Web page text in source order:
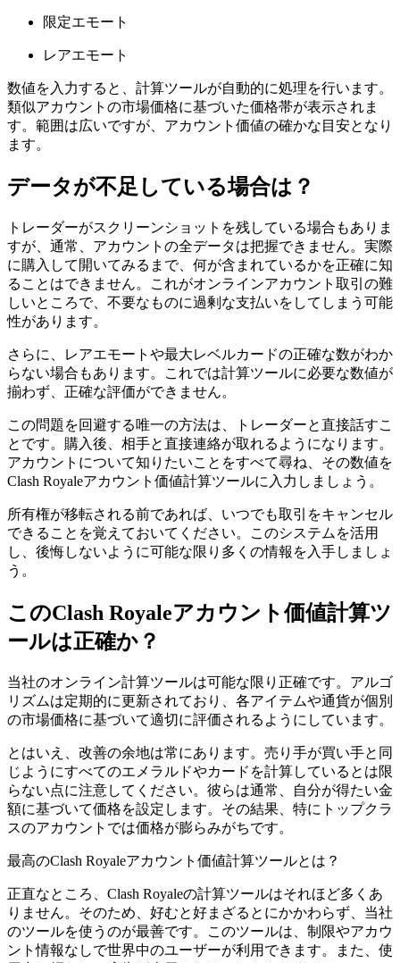
限定エモート
レアエモート
数値を入力すると、計算ツールが自動的に処理を行います。
類似アカウントの市場価格に基づいた価格帯が表示されま
す。範囲は広いですが、アカウント価値の確かな目安となり
ます。
データが不足している場合は？
トレーダーがスクリーンショットを残している場合もありま
すが、通常、アカウントの全データは把握できません。実際
に購入して開いてみるまで、何が含まれているかを正確に知
ることはできません。これがオンラインアカウント取引の難
しいところで、不要なものに過剰な支払いをしてしまう可能
性があります。
さらに、レアエモートや最大レベルカードの正確な数がわか
らない場合もあります。これでは計算ツールに必要な数値が
揃わず、正確な評価ができません。
この問題を回避する唯一の方法は、トレーダーと直接話すこ
とです。購入後、相手と直接連絡が取れるようになります。
アカウントについて知りたいことをすべて尋ね、その数値を
Clash Royaleアカウント価値計算ツールに入力しましょう。
所有権が移転される前であれば、いつでも取引をキャンセル
できることを覚えておいてください。このシステムを活用
し、後悔しないように可能な限り多くの情報を入手しましょ
う。
このClash Royaleアカウント価値計算ツ
ールは正確か？
当社のオンライン計算ツールは可能な限り正確です。アルゴ
リズムは定期的に更新されており、各アイテムや通貨が個別
の市場価格に基づいて適切に評価されるようにしています。
とはいえ、改善の余地は常にあります。売り手が買い手と同
じようにすべてのエメラルドやカードを計算しているとは限
らない点に注意してください。彼らは通常、自分が得たい金
額に基づいて価格を設定します。その結果、特にトップクラ
スのアカウントでは価格が膨らみがちです。
最高のClash Royaleアカウント価値計算ツールとは？
正直なところ、Clash Royaleの計算ツールはそれほど多くあ
りません。そのため、好むと好まざるとにかかわらず、当社
のツールを使うのが最善です。このツールは、制限やアカウ
ント情報なしで世界中のユーザーが利用できます。また、使